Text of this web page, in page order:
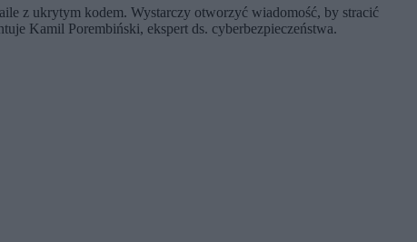
z ukrytym kodem. Wystarczy otworzyć wiadomość, by stracić
Kamil Porembiński, ekspert ds. cyberbezpieczeństwa.